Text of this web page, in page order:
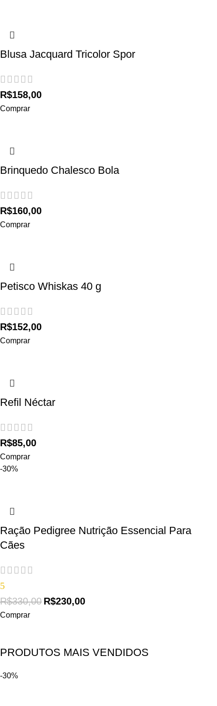
Blusa Jacquard Tricolor Spor
R$158,00
Comprar
Brinquedo Chalesco Bola
R$160,00
Comprar
Petisco Whiskas 40 g
R$152,00
Comprar
Refil Néctar
R$85,00
Comprar
-30%
Ração Pedigree Nutrição Essencial Para
Cães
5
R$330,00 R$230,00
Comprar
PRODUTOS MAIS VENDIDOS
-30%